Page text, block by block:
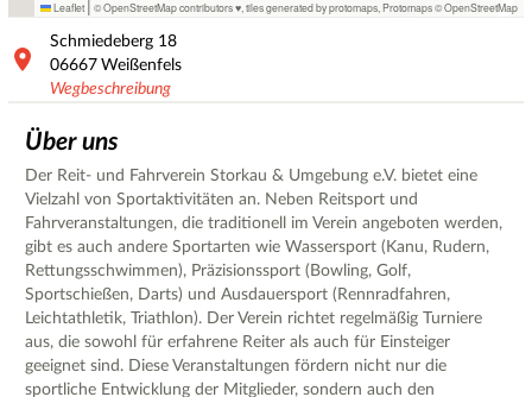
Leaflet © OpenStreetMap contributors ♥, tiles generated by protomaps Protomaps©OpenStreetMap
Schmiedeberg 18
06667 Weißenfels
Wegbeschreibung
Über uns
Der Reit- und Fahrverein Storkau & Umgebung e.V. bietet eine
Vielzahl von Sportaktivitäten an. Neben Reitsport und
Fahrveranstaltungen, die traditionell im Verein angeboten werden,
gibt es auch andere Sportarten wie Wassersport (Kanu, Rudern,
Rettungsschwimmen), Präzisionssport (Bowling, Golf,
Sportschießen, Darts) und Ausdauersport (Rennradfahren,
Leichtathletik, Triathlon). Der Verein richtet regelmäßig Turniere
aus, die sowohl für erfahrene Reiter als auch für Einsteiger
geeignet sind. Diese Veranstaltungen fördern nicht nur die
sportliche Entwicklung der Mitglieder, sondern auch den